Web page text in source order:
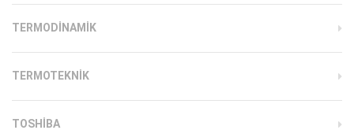
TERMODINAMIK
TERMOTEKNIK
TOSHIBA